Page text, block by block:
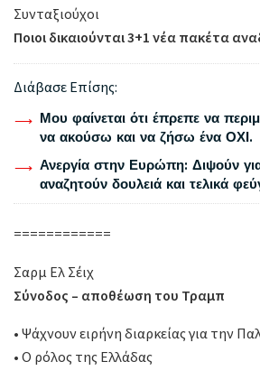
Συνταξιούχοι
Ποιοι δικαιούνται 3+1 νέα πακέτα
Διάβασε Επίσης:
Μου φαίνεται ότι έπρεπε να
να ακούσω και να ζήσω ένα ΟΧΙ.
Ανεργία στην Ευρώπη: Διψούν
αναζητούν δουλειά και τελικά
============
Σαρμ Ελ Σέιχ
Σύνοδος – αποθέωση του Τραμπ
• Ψάχνουν ειρήνη διαρκείας για την
• Ο ρόλος της Ελλάδας